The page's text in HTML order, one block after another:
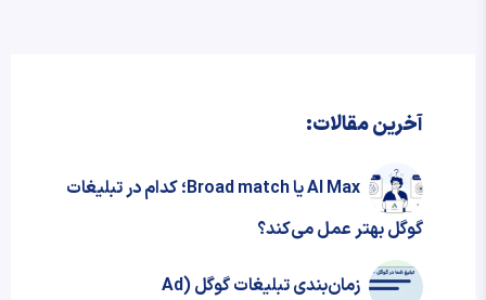
آخرین مقالات:
AI Max یا Broad match؛ کدام در تبلیغات
گوگل بهتر عمل می‌کند؟
زمان‌بندی تبلیغات گوگل (Ad